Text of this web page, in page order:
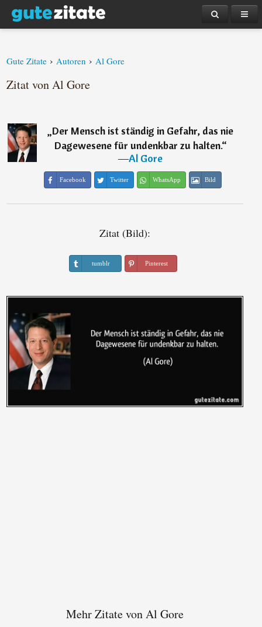
Gute Zitate › Autoren › Al Gore
Zitat von Al Gore
„Der Mensch ist ständig in Gefahr, das nie
Dagewesene für undenkbar zu halten.“
―Al Gore
Facebook Twitter WhatsApp Bild
Zitat (Bild):
tumblr Pinterest
Mehr Zitate von Al Gore